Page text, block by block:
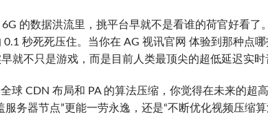
的数据洪流里，挑平台早就不是看谁的荷官好看了
0.1 秒死死压住。当你在 AG 视讯官网 体验到那种点
就不只是游戏，而是目前人类最顶尖的超低延迟实时
球 CDN 布局和 PA 的算法压缩，你觉得在未来的超
服务器节点”更能一劳永逸，还是“不断优化视频压缩